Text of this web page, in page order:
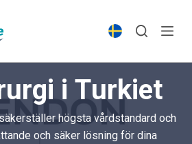
i Turkiet
högsta vårdstandard och
och säker lösning för dina